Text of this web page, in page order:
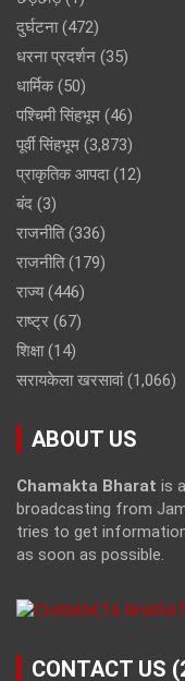
दुर्घटना(472)
धरना प्रदर्शन (35)
धार्मिक(50)
पश्चिमी सिंहभूम (46)
पूर्वी सिंहभूम (3,873)
प्राकृतिक आपदा(12)
बंद (3)
राजनीति(336)
राजनीति(179)
राज्य(446)
राष्ट्र (67)
शिक्षा(14)
सरायकेला खरसावां(1,066)
ABOUT US
Chamakta Bharat is
broadcasting from
tries to get
as soon as possible.
CONTACT US